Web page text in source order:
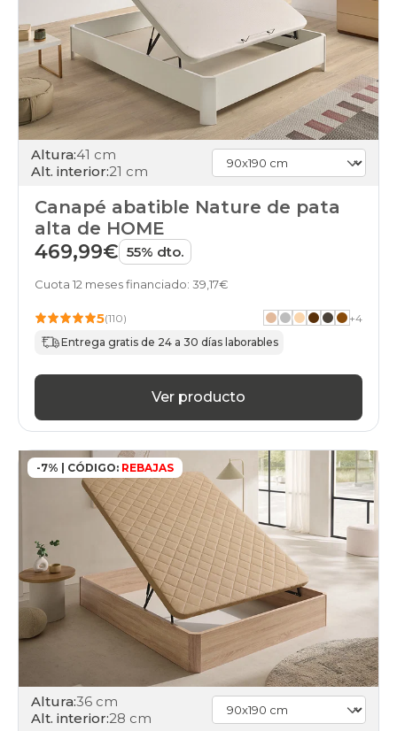
canapes-
abatibles
con-
cajones
online
black-
days
canapes-
abatibles
zapatero
online
abatibles
black-
days
cambria
online
black-
days
canapes-
abatibles
gris-
claro
online
black-
days
canapes-
abatibles
haya
online
black-
days
canapes-
abatibles
nogal
Altura:41 cm
Alt. interior:21 cm
Canapé abatible Nature de pata
alta de HOME
469,99€ 55% dto.
Cuota 12 meses financiado: 39,17€
5(110) +4
Entrega gratis de 24 a 30 días laborables
Ver producto
-7% | CÓDIGO: REBAJAS
Altura:36 cm
Alt. interior:28 cm